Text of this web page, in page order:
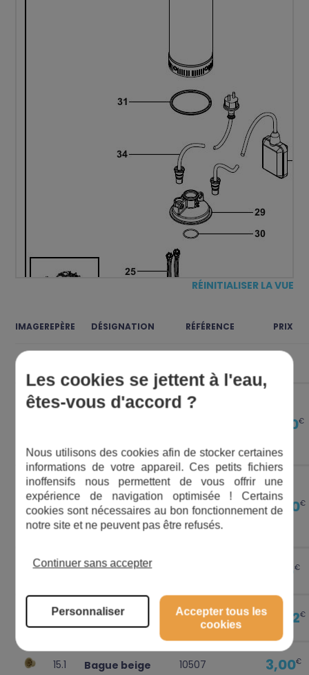
RÉINITIALISER LA VUE
IMAGEREPÈRE DÉSIGNATION RÉFÉRENCE PRIX
Condensateur
18,30€
7
Garniture
mécanique
8000072594 28,80€
37 Bouchon 1,56€
40 Bague 132530 34,02€
15.1 Bague beige 10507 3,00€
Les cookies se jettent à l'eau,
êtes-vous d'accord ?
Nous utilisons des cookies afin de stocker certaines
informations de votre appareil. Ces petits fichiers
inoffensifs nous permettent de vous offrir une
expérience de navigation optimisée ! Certains
cookies sont nécessaires au bon fonctionnement de
notre site et ne peuvent pas être refusés.
Continuer sans accepter
Personnaliser
Accepter tous les
cookies